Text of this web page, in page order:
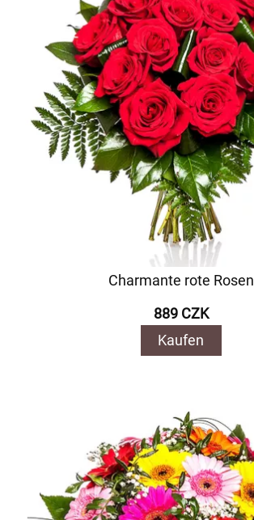
Charmante rote Rosen
889 CZK
Kaufen